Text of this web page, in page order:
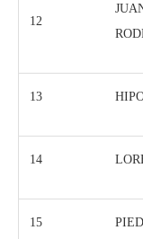
12
13
14
15